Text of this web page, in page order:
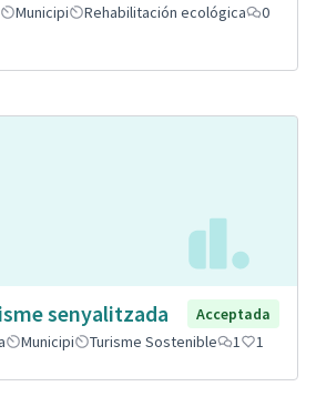
Municipi Rehabilitación ecológica
0
senyalitzada
Acceptada
Municipi Turisme Sostenible 1 1